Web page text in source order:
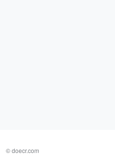
© doecr.com